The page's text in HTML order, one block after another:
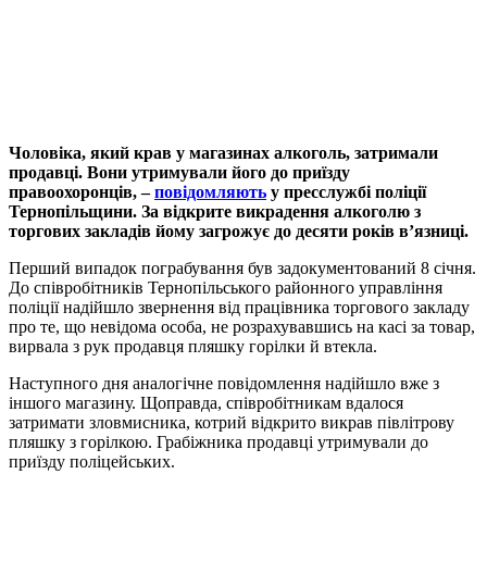
Чоловіка, який крав у магазинах алкоголь, затримали
продавці. Вони утримували його до приїзду
правоохоронців, –повідомляють у пресслужбі поліції
Тернопільщини. За відкрите викрадення алкоголю з
торгових закладів йому загрожує до десяти років в’язниці.
Перший випадок пограбування був задокументований 8 січня.
До співробітників Тернопільського районного управління
поліції надійшло звернення від працівника торгового закладу
про те, що невідома особа, не розрахувавшись на касі за товар,
вирвала з рук продавця пляшку горілки й втекла.
Наступного дня аналогічне повідомлення надійшло вже з
іншого магазину. Щоправда, співробітникам вдалося
затримати зловмисника, котрий відкрито викрав півлітрову
пляшку з горілкою. Грабіжника продавці утримували до
приїзду поліцейських.